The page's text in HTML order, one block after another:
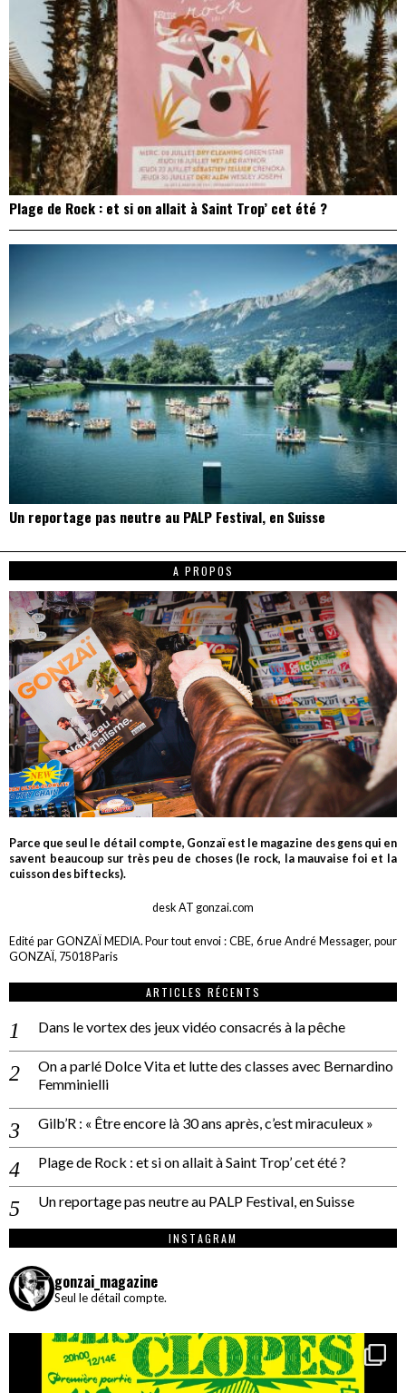
Plage de Rock : et si on allait à Saint Trop’ cet été ?
Un reportage pas neutre au PALP Festival, en Suisse
A PROPOS
Parce que seul le détail compte, Gonzaï est le magazine des gens qui en
savent beaucoup sur très peu de choses (le rock, la mauvaise foi et la
cuisson des biftecks).
desk AT gonzai.com
Edité par GONZAÏ MEDIA. Pour tout envoi : CBE, 6 rue André Messager, pour
GONZAÏ, 75018 Paris
ARTICLES RÉCENTS
Dans le vortex des jeux vidéo consacrés à la pêche
On a parlé Dolce Vita et lutte des classes avec Bernardino
Femminielli
Gilb’R : « Être encore là 30 ans après, c’est miraculeux »
Plage de Rock : et si on allait à Saint Trop’ cet été ?
Un reportage pas neutre au PALP Festival, en Suisse
INSTAGRAM
gonzai_magazine
Seul le détail compte.